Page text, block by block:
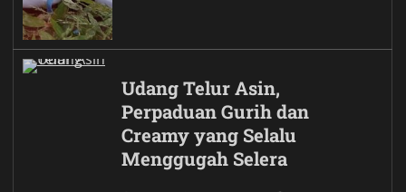
Udang Telur Asin,
Perpaduan Gurih dan
Creamy yang Selalu
Menggugah Selera